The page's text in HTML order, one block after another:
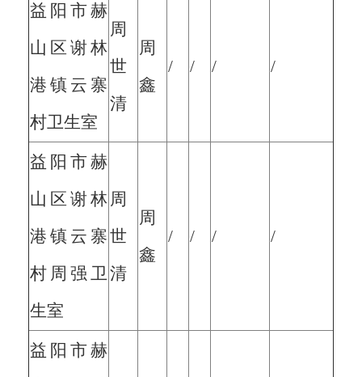
益阳市赫
山区谢林
港镇云寨
村卫生室
周
世
清
周
鑫
/ / / /
益阳市赫
山区谢林
港镇云寨
村周强卫
生室
周
世
清
周
鑫
/ / / /
益阳市赫